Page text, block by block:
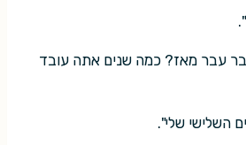
עבר מאז? כמה שנים אתה עובד
השלישי שלי".